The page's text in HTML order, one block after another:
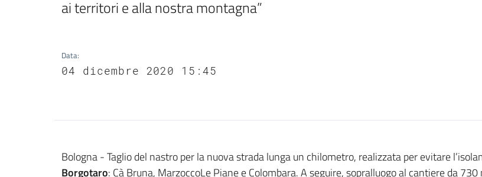
ai territori e alla nostra montagna”
Data:
04 dicembre 2020 15:45
Contenuto
Bologna - Taglio del nastro per la nuova strada lunga un chilometro, realizzata per evitare
Borgotaro: Cà Bruna, MarzoccoLe Piane e Colombara. A seguire, sopralluogo al cantiere da